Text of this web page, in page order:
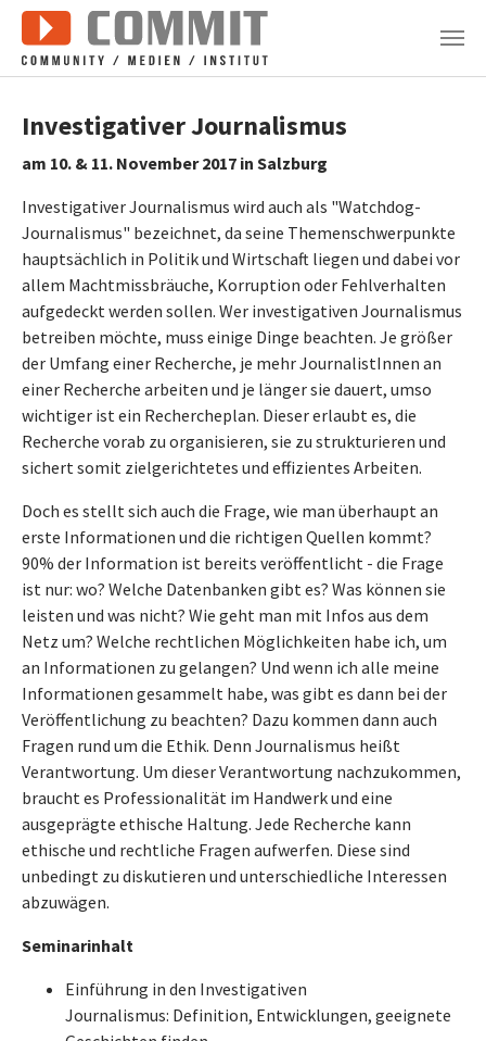
Zum Hauptinhalt springen
Investigativer Journalismus
am 10. & 11. November 2017 in Salzburg
Investigativer Journalismus wird auch als "Watchdog-
Journalismus" bezeichnet, da seine Themenschwerpunkte
hauptsächlich in Politik und Wirtschaft liegen und dabei vor
allem Machtmissbräuche, Korruption oder Fehlverhalten
aufgedeckt werden sollen. Wer investigativen Journalismus
betreiben möchte, muss einige Dinge beachten. Je größer
der Umfang einer Recherche, je mehr JournalistInnen an
einer Recherche arbeiten und je länger sie dauert, umso
wichtiger ist ein Rechercheplan. Dieser erlaubt es, die
Recherche vorab zu organisieren, sie zu strukturieren und
sichert somit zielgerichtetes und effizientes Arbeiten.
Doch es stellt sich auch die Frage, wie man überhaupt an
erste Informationen und die richtigen Quellen kommt?
90% der Information ist bereits veröffentlicht - die Frage
ist nur: wo? Welche Datenbanken gibt es? Was können sie
leisten und was nicht? Wie geht man mit Infos aus dem
Netz um? Welche rechtlichen Möglichkeiten habe ich, um
an Informationen zu gelangen? Und wenn ich alle meine
Informationen gesammelt habe, was gibt es dann bei der
Veröffentlichung zu beachten? Dazu kommen dann auch
Fragen rund um die Ethik. Denn Journalismus heißt
Verantwortung. Um dieser Verantwortung nachzukommen,
braucht es Professionalität im Handwerk und eine
ausgeprägte ethische Haltung. Jede Recherche kann
ethische und rechtliche Fragen aufwerfen. Diese sind
unbedingt zu diskutieren und unterschiedliche Interessen
abzuwägen.
Seminarinhalt
Einführung in den Investigativen
Journalismus: Definition, Entwicklungen, geeignete